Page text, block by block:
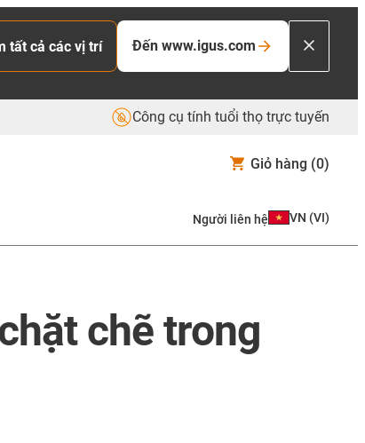
tất cả các vị trí Đến www.igus.com
Công cụ tính tuổi thọ trực tuyến
Giỏ hàng (0)
Người liên hệ VN (VI)
chẽ trong